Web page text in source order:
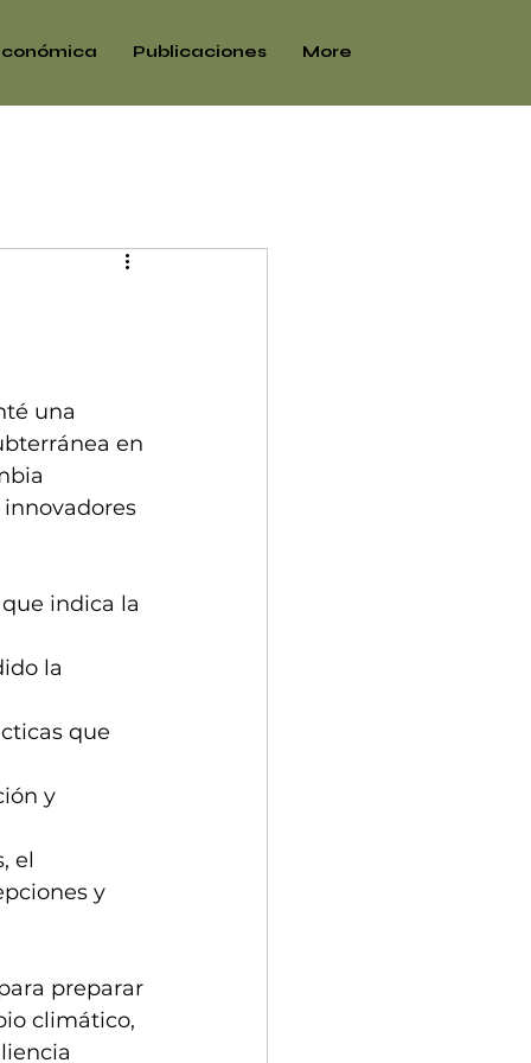
Publicaciones More
una
en
indica la
la
que
y
el
y
preparar
climático,